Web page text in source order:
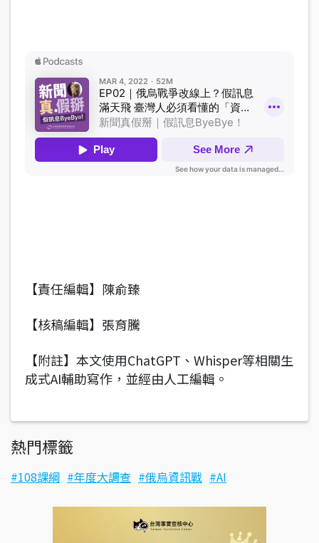
【責任編輯】陳俞臻
【核稿編輯】張育騰
【附註】本文使用ChatGPT、Whisper等相關生
成式AI輔助寫作，並經由人工編輯。
熱門標籤
108課綱 年度大調查 俄烏資訊戰 AI